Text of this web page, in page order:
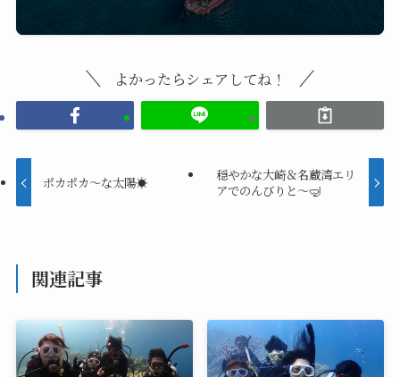
よかったらシェアしてね！
ポカポカ～な太陽☀️
穏やかな大崎＆名蔵湾エリ
アでのんびりと〜🤿
関連記事